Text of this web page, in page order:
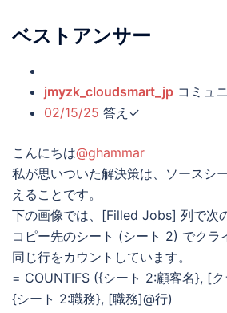
ベストアンサー
jmyzk_cloudsmart_jp コミュ
02/15/25 答え✓
こんにちは@ghammar
私が思いついた解決策は、ソースシ
えることです。
下の画像では、[Filled Jobs] 列で次
コピー先のシート (シート 2) でクラ
同じ行をカウントしています。
= COUNTIFS ({シート 2:顧客名}, [
{シート 2:職務}, [職務]@行)